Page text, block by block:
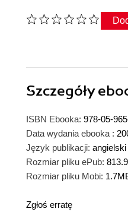
Szczegóły
ISBN Ebooka: 978-05-
Data wydania ebooka :
Język publikacji: angielski
Rozmiar pliku ePub:
Rozmiar pliku Mobi:
Zgłoś erratę